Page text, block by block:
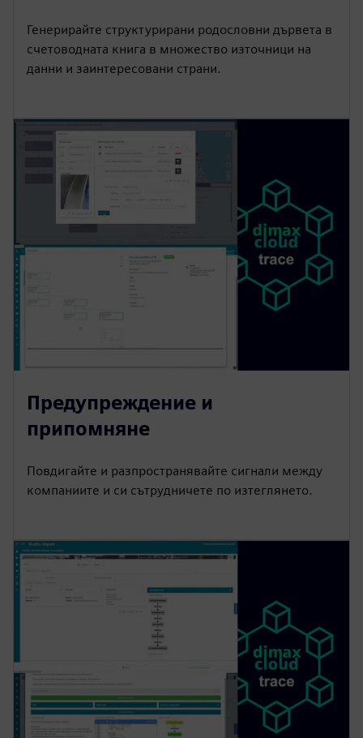
Генерирайте структурирани родословни дървета в
счетоводната книга в множество източници на
данни и заинтересовани страни.
Предупреждение и
припомняне
Повдигайте и разпространявайте сигнали между
компаниите и си сътрудничете по изтеглянето.